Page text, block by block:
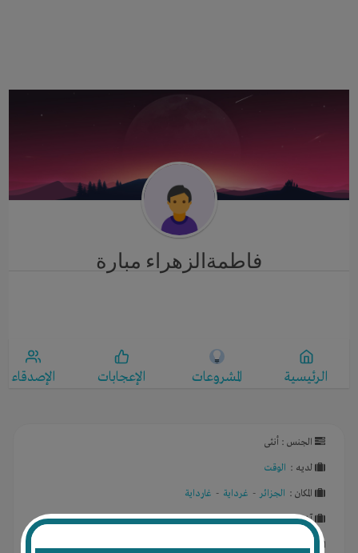
n
فاطمةالزهراء مبارة
الرئيسية المشروعات الإعجابات الإصدقاء
الجنس : أنثى
لديـه : الوقت
المكان : الجزائر - غرداية - غارداية
آخر ظهور: منذ 2 سنوات
يريد الإستثمار في : التسويق عن بعد,